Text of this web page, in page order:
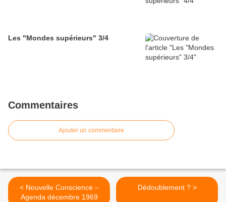
Les "Mondes supérieurs" 3/4
Commentaires
Ajouter un commentaire
< Nouvelle Conscience –
Agenda décembre 1969
Dédoublement ? >